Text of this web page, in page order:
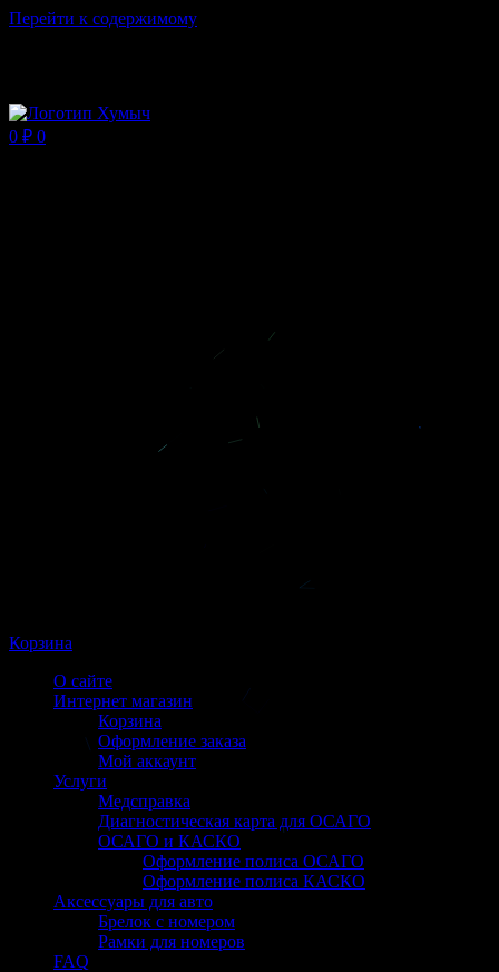
Перейти к содержимому
0 ₽ 0
Корзина
О сайте
Интернет магазин
Корзина
Оформление заказа
Мой аккаунт
Услуги
Медсправка
Диагностическая карта для ОСАГО
ОСАГО и КАСКО
Оформление полиса ОСАГО
Оформление полиса КАСКО
Аксессуары для авто
Брелок с номером
Рамки для номеров
FAQ